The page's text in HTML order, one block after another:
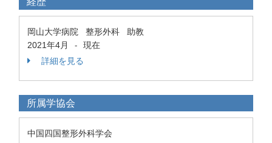
岡山大学病院 整形外科 助教
2021年4月
-
現在
詳細を見る
所属学協会
中国四国整形外科学会